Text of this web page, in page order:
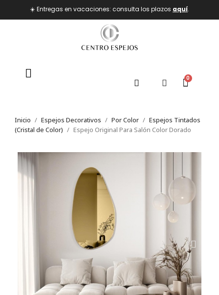
☀️ Entregas en vacaciones: consulta los plazos aquí.
Inicio Espejos Decorativos Por Color
Espejos Tintados
(Cristal de Color)
Espejo Original Para Salón Color Dorado